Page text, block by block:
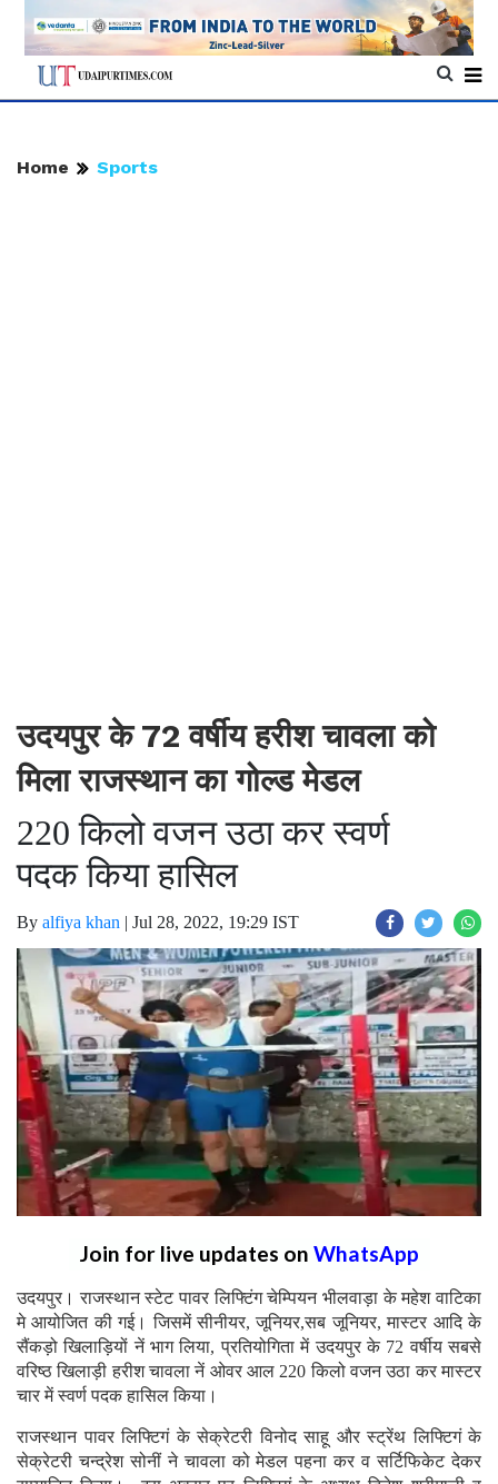
Home Sports
उदयपुर के 72 वर्षीय हरीश चावला को
मिला राजस्थान का गोल्ड मेडल
220 किलो वजन उठा कर स्वर्ण
पदक किया हासिल
By alfiya khan | Jul 28, 2022, 19:29 IST
Join for live updates on WhatsApp
उदयपुर। राजस्थान स्टेट पावर लिफ्टिंग चेम्पियन भीलवाड़ा के महेश वाटिका
मे आयोजित की गई। जिसमें सीनीयर, जूनियर,सब जूनियर, मास्टर आदि के
सैंकड़ो खिलाड़ियों नें भाग लिया, प्रतियोगिता में उदयपुर के 72 वर्षीय सबसे
वरिष्ठ खिलाड़ी हरीश चावला नें ओवर आल 220 किलो वजन उठा कर मास्टर
चार में स्वर्ण पदक हासिल किया।
राजस्थान पावर लिफ्टिगं के सेक्रेटरी विनोद साहू और स्ट्रेंथ लिफ्टिगं के
सेक्रेटरी चन्द्रेश सोनीं ने चावला को मेडल पहना कर व सर्टिफिकेट देकर